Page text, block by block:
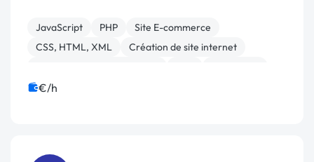
institutionnel sur le système de gestion de contenu
SPIP ...
JavaScript PHP
Site E-commerce
CSS, HTML, XML
Création de site internet
Bannière
€/h